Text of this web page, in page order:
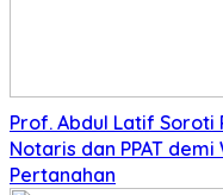
Prof. Abdul Latif Soroti
Notaris dan PPAT
Pertanahan